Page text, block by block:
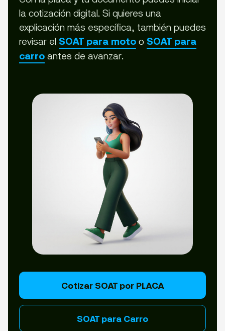
la cotización digital. Si quieres una
explicación más específica, también puedes
revisar el SOAT para moto o SOAT para
carro antes de avanzar.
Cotizar SOAT por PLACA
SOAT para Carro